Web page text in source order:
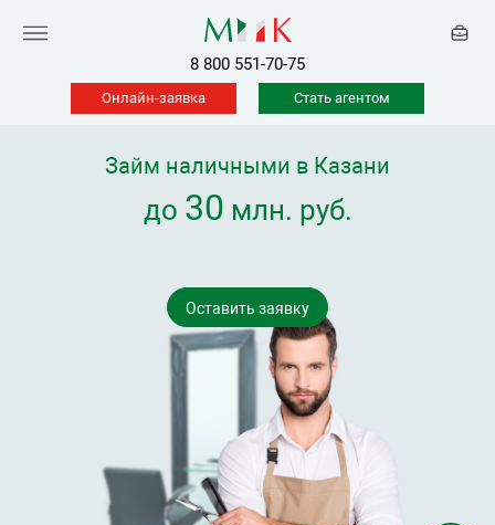
8 800 551-70-75
Онлайн-заявка Стать агентом
Оставить заявку
Займ наличными в Казани
до 30 млн. руб.